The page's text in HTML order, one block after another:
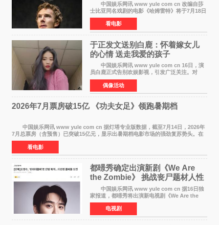
中国娱乐网讯 www yule com cn 改编自莎
士比亚同名戏剧的电影《哈姆雷特》将于7月18日
在中国内地上映。这部跨越四百年的文学经典被
搬上大银幕，为观众带来一场视觉与听觉的双重
盛宴。 《
看电影
于正发文送别白鹿：怀着嫁女儿
的心情 送走我爱的孩子
中国娱乐网讯 www yule com cn 16日，演
员白鹿正式告别欢娱影视，引发广泛关注。对
此，欢娱影视创始人于正在社交平台发文回应，
字里行间流露不舍与祝福。 于正透露，以前
每次有演员到期不
偶像活动
2026年7月票房破15亿 《功夫女足》领跑暑期档
中国娱乐网讯 www yule com cn 据灯塔专业版数据，截至7月14日，2026年
7月总票房（含预售）已突破15亿元，显示出暑期档电影市场的强劲复苏势头。在
众多上映影片中，《功夫女足》《小黄人与大
看电影
都暻秀确定出演新剧《We Are
the Zombie》 挑战丧尸题材人性
喜剧
中国娱乐网讯 www yule com cn 据16日独
家报道，都暻秀将出演新电视剧《We Are the
Zombie》，在剧中饰演主演金仁钟一角，挑战与
以往丧尸题材截然不同的人性喜剧。 新剧
《We Are t
电视剧